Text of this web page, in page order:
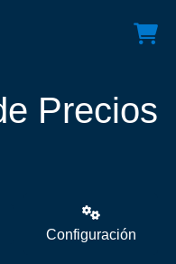
Precios
Configuración